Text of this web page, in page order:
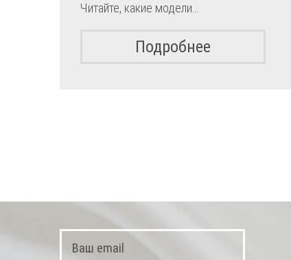
Читайте, какие модели…
Подробнее